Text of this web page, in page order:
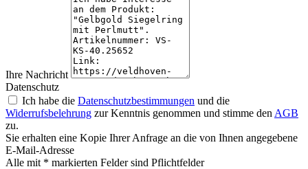
Ihre Nachricht
Datenschutz
Ich habe die Datenschutzbestimmungen und die
Widerrufsbelehrung zur Kenntnis genommen und stimme den AGB
zu.
Sie erhalten eine Kopie Ihrer Anfrage an die von Ihnen angegebene
E-Mail-Adresse
Alle mit * markierten Felder sind Pflichtfelder